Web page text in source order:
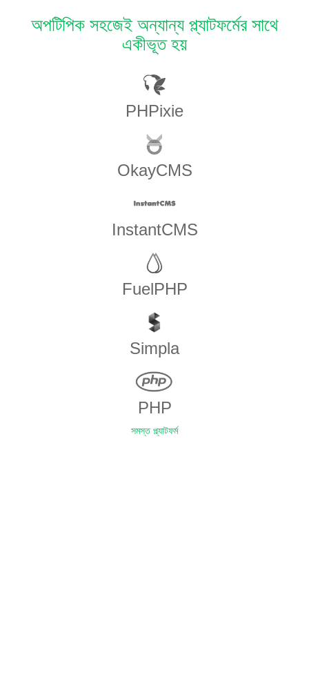
অপটিপিক সহজেই অন্যান্য প্ল্যাটফর্মের সাথে
একীভূত হয়
PHPixie
OkayCMS
InstantCMS
FuelPHP
Simpla
PHP
সমস্ত প্ল্যাটফর্ম